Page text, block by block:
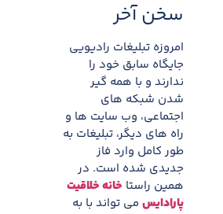
سخن آخر
امروزه تبلیغات رادیویی
جایگاه سابق خود را
ندارند و با همه گیر
شدن شبکه های
اجتماعی، وب سایت ها و
راه های دیگر، تبلیغات به
طور کامل وارد فاز
جدیدی شده است. در
همین راستا خانه خلاقیت
پارادایس می تواند با به